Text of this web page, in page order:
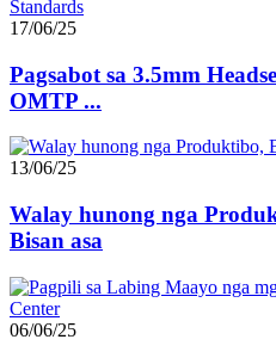
17/06/25
Pagsabot sa 3.5mm
OMTP ...
13/06/25
Walay hunong nga
Bisan asa
06/06/25